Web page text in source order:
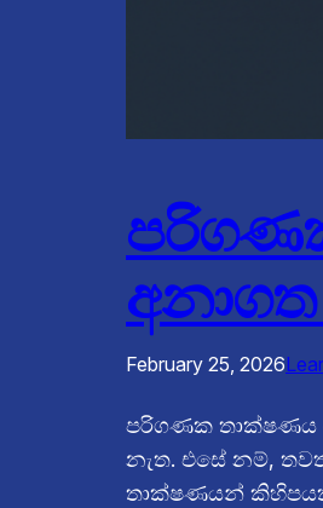
February 25, 2026
පරිගණක තාක්ෂණය
නැත. එසේ නම්,
තාක්ෂණයන් කිහිපයක්